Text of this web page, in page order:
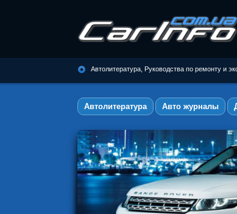
Автолитература, Руководства по
ремонту и эксплуатации
автомобилей
Автолитература, Руководства по ремонту и
Автолитература Авто журналы